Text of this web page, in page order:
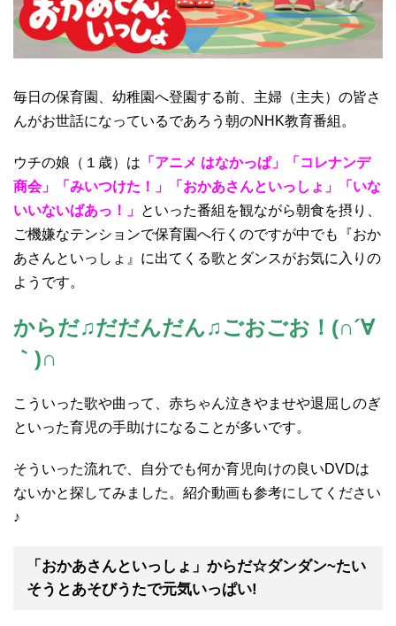
毎日の保育園、幼稚園へ登園する前、主婦（主夫）の皆さ
んがお世話になっているであろう朝のNHK教育番組。
ウチの娘（１歳）は 「アニメ はなかっぱ」「コレナンデ
商会」「みいつけた！」「おかあさんといっしょ」「いな
いいないばあっ！」 といった番組を観ながら朝食を摂り、
ご機嫌なテンションで保育園へ行くのですが中でも『おか
あさんといっしょ』に出てくる歌とダンスがお気に入りの
ようです。
からだ♫だだんだん♫ごおごお！(∩´∀
｀)∩
こういった歌や曲って、赤ちゃん泣きやませや退屈しのぎ
といった育児の手助けになることが多いです。
そういった流れで、自分でも何か育児向けの良いDVDは
ないかと探してみました。紹介動画も参考にしてください
♪
「おかあさんといっしょ」からだ☆ダンダン~たい
そうとあそびうたで元気いっぱい!